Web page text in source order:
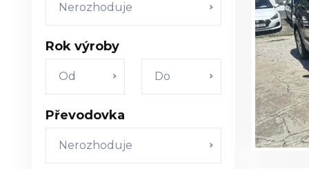
Nerozhoduje
Rok výroby
Od Do
Převodovka
Nerozhoduje